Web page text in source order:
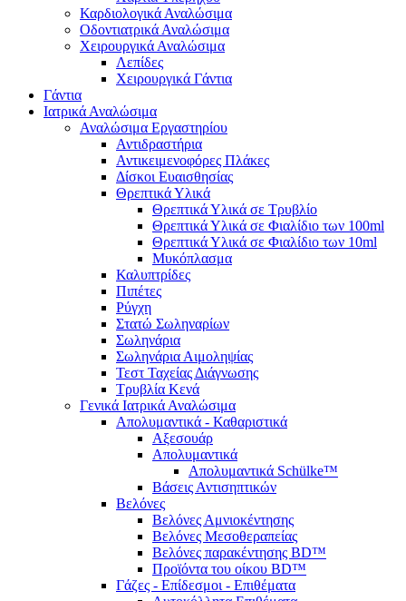
Καρδιολογικά Αναλώσιμα
Οδοντιατρικά Αναλώσιμα
Χειρουργικά Αναλώσιμα
Λεπίδες
Χειρουργικά Γάντια
Γάντια
Ιατρικά Αναλώσιμα
Αναλώσιμα Εργαστηρίου
Αντιδραστήρια
Αντικειμενοφόρες Πλάκες
Δίσκοι Ευαισθησίας
Θρεπτικά Υλικά
Θρεπτικά Υλικά σε Τρυβλίο
Θρεπτικά Υλικά σε Φιαλίδιο των 100ml
Θρεπτικά Υλικά σε Φιαλίδιο των 10ml
Μυκόπλασμα
Καλυπτρίδες
Πιπέτες
Ρύγχη
Στατώ Σωληναρίων
Σωληνάρια
Σωληνάρια Αιμοληψίας
Τεστ Ταχείας Διάγνωσης
Τρυβλία Κενά
Γενικά Ιατρικά Αναλώσιμα
Απολυμαντικά - Καθαριστικά
Αξεσουάρ
Απολυμαντικά
Απολυμαντικά Schülke™
Βάσεις Αντισηπτικών
Βελόνες
Βελόνες Αμνιοκέντησης
Βελόνες Μεσοθεραπείας
Βελόνες παρακέντησης BD™
Προϊόντα του οίκου BD™
Γάζες - Επίδεσμοι - Επιθέματα